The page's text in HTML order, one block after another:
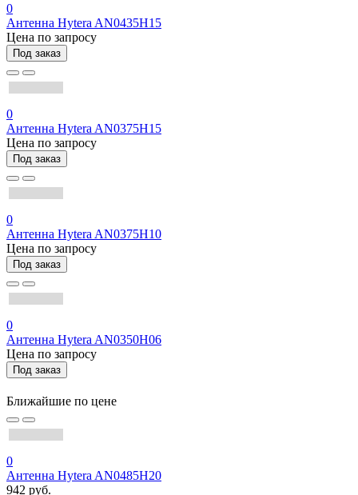
0
Антенна Hytera AN0435H15
Цена по запросу
Под заказ
0
Антенна Hytera AN0375H15
Цена по запросу
Под заказ
0
Антенна Hytera AN0375H10
Цена по запросу
Под заказ
0
Антенна Hytera AN0350H06
Цена по запросу
Под заказ
Ближайшие по цене
0
Антенна Hytera AN0485H20
942 руб.